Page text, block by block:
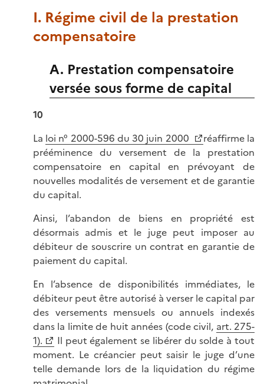
I. Régime civil de la prestation
compensatoire
A. Prestation compensatoire
versée sous forme de capital
10
La loi n° 2000-596 du 30 juin 2000
réaffirme la
prééminence du versement de la prestation
compensatoire en capital en prévoyant de
nouvelles modalités de versement et de garantie
du capital.
Ainsi, l’abandon de biens en propriété est
désormais admis et le juge peut imposer au
débiteur de souscrire un contrat en garantie de
paiement du capital.
En l’absence de disponibilités immédiates, le
débiteur peut être autorisé à verser le capital par
des versements mensuels ou annuels indexés
dans la limite de huit années (code civil, art. 275-
1).
Il peut également se libérer du solde à tout
moment. Le créancier peut saisir le juge d’une
telle demande lors de la liquidation du régime